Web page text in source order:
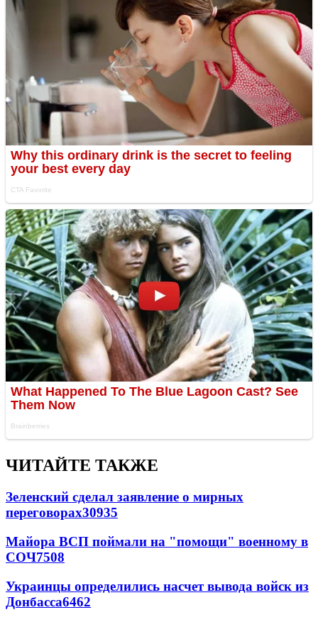
ЧИТАЙТЕ ТАКЖЕ
Зеленский сделал заявление о мирных
переговорах30935
Майора ВСП поймали на "помощи" военному в
СОЧ7508
Украинцы определились насчет вывода войск из
Донбасса6462